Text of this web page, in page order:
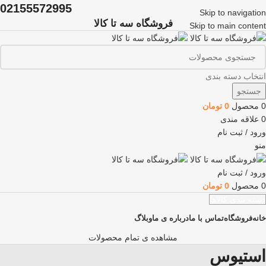
Skip to navigation
Skip to main content
02155572995
فروشگاه سه تا کالا
انتخاب دسته بندی
جستجو
0 محصول 0 تومان
0 علاقه مندی
ورود / ثبت نام
منو
ورود / ثبت نام
0 محصول 0 تومان
خانهفروشگاهتماس با مادرباره ی ماوبلاگ
مشاهده ی تمام محصولات
استیوس